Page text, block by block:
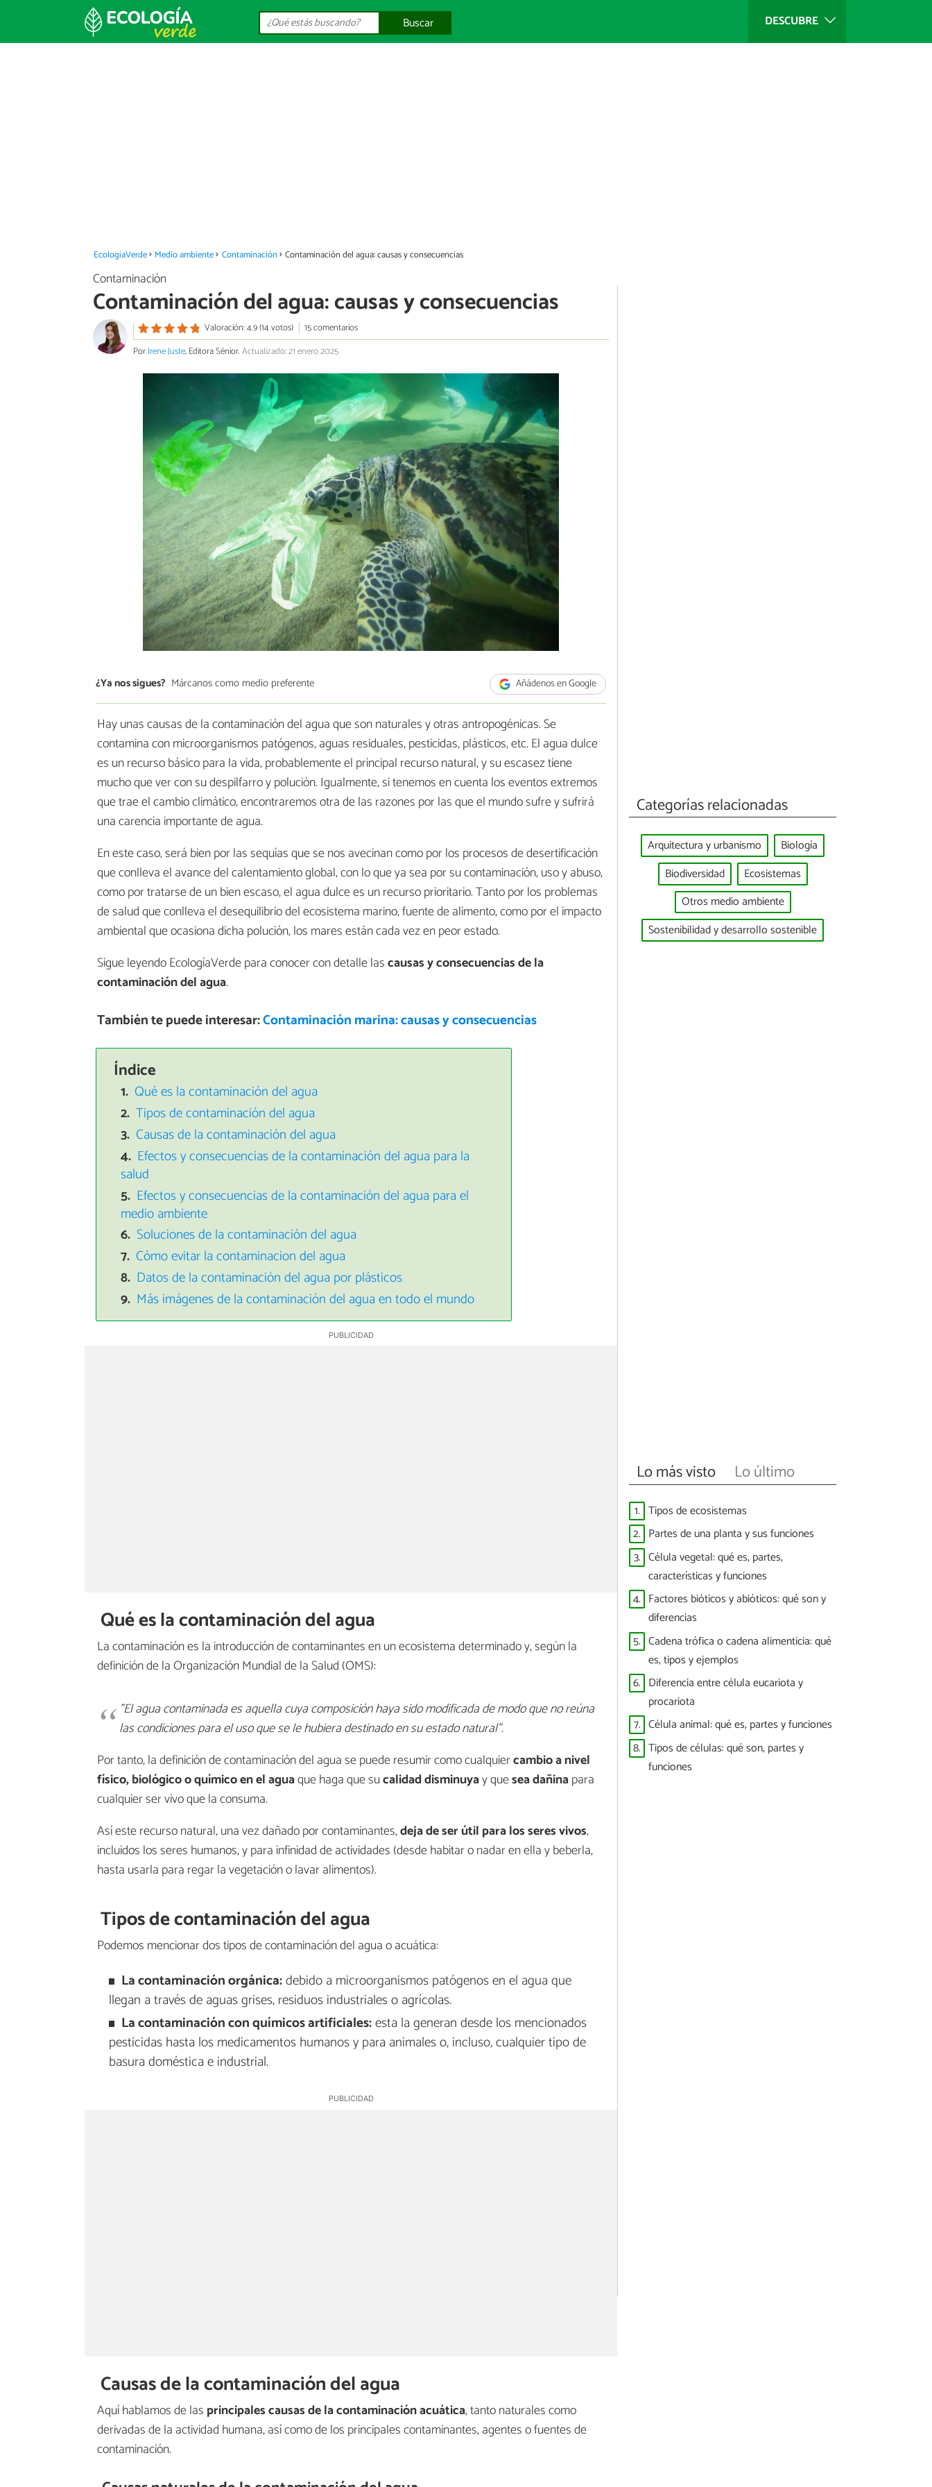
DESCUBRE
Buscar
EcologíaVerde Medio ambiente Contaminación Contaminación del agua: causas y consecuencias
Contaminación
Contaminación del agua: causas y consecuencias
Valoración: 4.9 (14 votos)
15 comentarios
PorIrene Juste, Editora Sénior.Actualizado: 21 enero 2025
¿Ya nos sigues? Márcanos como medio preferente Añádenos en Google
Hay unas causas de la contaminación del agua que son naturales y otras antropogénicas. Se
contamina con microorganismos patógenos, aguas residuales, pesticidas, plásticos, etc. El agua dulce
es un recurso básico para la vida, probablemente el principal recurso natural, y su escasez tiene
mucho que ver con su despilfarro y polución. Igualmente, si tenemos en cuenta los eventos extremos
que trae el cambio climático, encontraremos otra de las razones por las que el mundo sufre y sufrirá
una carencia importante de agua.
En este caso, será bien por las sequías que se nos avecinan como por los procesos de desertificación
que conlleva el avance del calentamiento global, con lo que ya sea por su contaminación, uso y abuso,
como por tratarse de un bien escaso, el agua dulce es un recurso prioritario. Tanto por los problemas
de salud que conlleva el desequilibrio del ecosistema marino, fuente de alimento, como por el impacto
ambiental que ocasiona dicha polución, los mares están cada vez en peor estado.
Sigue leyendo EcologíaVerde para conocer con detalle lascausas y consecuencias de la
contaminación del agua.
También te puede interesar:Contaminación marina: causas y consecuencias
Índice
Qué es la contaminación del agua
Tipos de contaminación del agua
Causas de la contaminación del agua
Efectos y consecuencias de la contaminación del agua para la
salud
Efectos y consecuencias de la contaminación del agua para el
medio ambiente
Soluciones de la contaminación del agua
Cómo evitar la contaminacion del agua
Datos de la contaminación del agua por plásticos
Más imágenes de la contaminación del agua en todo el mundo
Qué es la contaminación del agua
La contaminación es la introducción de contaminantes en un ecosistema determinado y, según la
definición de la Organización Mundial de la Salud (OMS):
"El agua contaminada es aquella cuya composición haya sido modificada de modo que no reúna
las condiciones para el uso que se le hubiera destinado en su estado natural".
Por tanto, la definición de contaminación del agua se puede resumir como cualquiercambio a nivel
físico, biológico o químico en el aguaque haga que sucalidad disminuyay quesea dañinapara
cualquier ser vivo que la consuma.
Así este recurso natural, una vez dañado por contaminantes,deja de ser útil para los seres vivos,
incluidos los seres humanos, y para infinidad de actividades (desde habitar o nadar en ella y beberla,
hasta usarla para regar la vegetación o lavar alimentos).
Tipos de contaminación del agua
Podemos mencionar dos tipos de contaminación del agua o acuática:
La contaminación orgánica:debido a microorganismos patógenos en el agua que
llegan a través de aguas grises, residuos industriales o agrícolas.
La contaminación con químicos artificiales:esta la generan desde los mencionados
pesticidas hasta los medicamentos humanos y para animales o, incluso, cualquier tipo de
basura doméstica e industrial.
Causas de la contaminación del agua
Aquí hablamos de las principales causas de la contaminación acuática, tanto naturales como
derivadas de la actividad humana, así como de los principales contaminantes, agentes o fuentes de
contaminación.
Categorías relacionadas
Arquitectura y urbanismo
Biología
Biodiversidad
Ecosistemas
Otros medio ambiente
Sostenibilidad y desarrollo sostenible
Lo más visto Lo último
1. Tipos de ecosistemas
2. Partes de una planta y sus funciones
3. Célula vegetal: qué es, partes,
características y funciones
4. Factores bióticos y abióticos: qué son y
diferencias
5. Cadena trófica o cadena alimenticia: qué
es, tipos y ejemplos
6. Diferencia entre célula eucariota y
procariota
7. Célula animal: qué es, partes y funciones
8. Tipos de células: qué son, partes y
funciones